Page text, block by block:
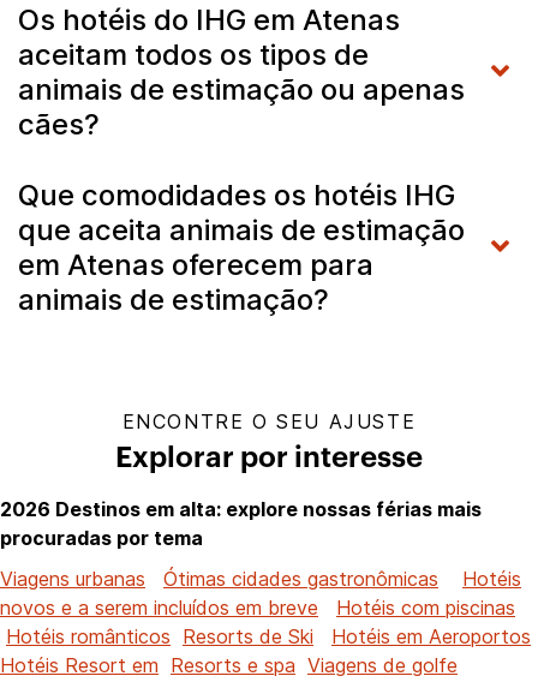
Os hotéis do IHG em Atenas
aceitam todos os tipos de
animais de estimação ou apenas
cães?
Que comodidades os hotéis IHG
que aceita animais de estimação
em Atenas oferecem para
animais de estimação?
ENCONTRE O SEU AJUSTE
Explorar por interesse
2026 Destinos em alta: explore nossas férias mais
procuradas por tema
Viagens urbanas
Ótimas cidades gastronômicas
Hotéis
novos e a serem incluídos em breve
Hotéis com piscinas
Hotéis românticos Resorts de Ski
Hotéis em Aeroportos
Hotéis Resort em Resorts e spa Viagens de golfe